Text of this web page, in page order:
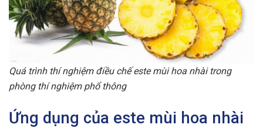
Quá trình thí nghiệm điều chế este mùi hoa nhài trong
phòng thí nghiệm phổ thông
Ứng dụng của este mùi hoa nhài